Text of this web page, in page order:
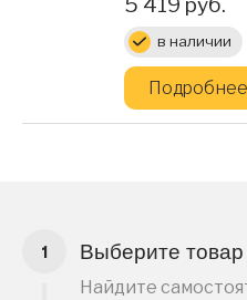
в наличии
Подробнее
Выберите товар
Найдите